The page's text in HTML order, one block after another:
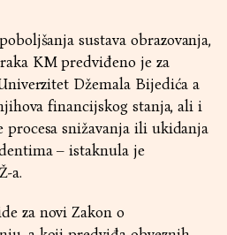
sustava obrazovanja,
KM predviđeno je za
Džemala Bijedića a
financijskog stanja, ali i
procesa snižavanja ili ukidanja
– istaknula je
a.
za novi Zakon o